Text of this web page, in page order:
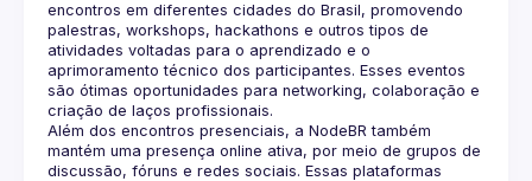
encontros em diferentes cidades do Brasil, promovendo
palestras, workshops, hackathons e outros tipos de
atividades voltadas para o aprendizado e o
aprimoramento técnico dos participantes. Esses eventos
são ótimas oportunidades para networking, colaboração e
Além dos encontros presenciais, a NodeBR também
mantém uma presença online ativa, por meio de grupos de
discussão, fóruns e redes sociais. Essas plataformas